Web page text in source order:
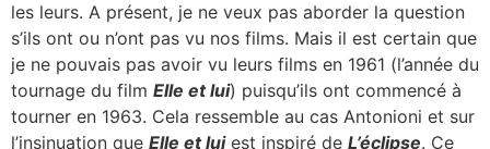
les leurs. A présent, je ne veux pas aborder la question
s’ils ont ou n’ont pas vu nos films. Mais il est certain que
je ne pouvais pas avoir vu leurs films en 1961 (l’année du
tournage du film Elle et lui) puisqu’ils ont commencé à
tourner en 1963. Cela ressemble au cas Antonioni et sur
l’insinuation que Elle et luiest inspiré de L’éclipse. Ce